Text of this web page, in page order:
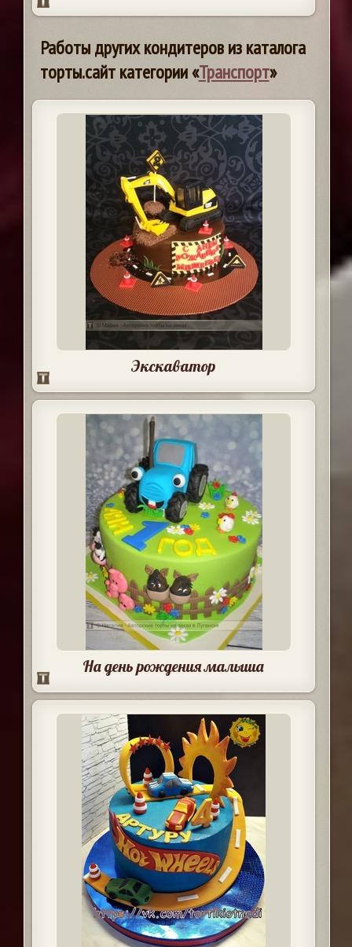
Работы других кондитеров из каталога
торты.сайт категории «Транспорт»
Экскаватор
На день рождения малыша